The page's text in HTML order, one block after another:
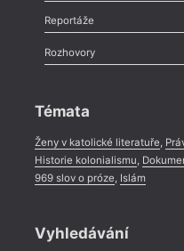
Recenze
Méně slov o próze,Celá
Reportáže
Literární zítřky
Celá rubrika
Rozhovory
Témata
Ženy v katolické literatuře,
Historie kolonialismu,
969 slov o próze, Islám
Vyhledávání